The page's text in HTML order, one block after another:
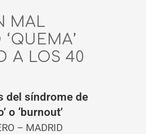
MAL
A LOS 40
del síndrome de
o ‘burnout’
– MADRID